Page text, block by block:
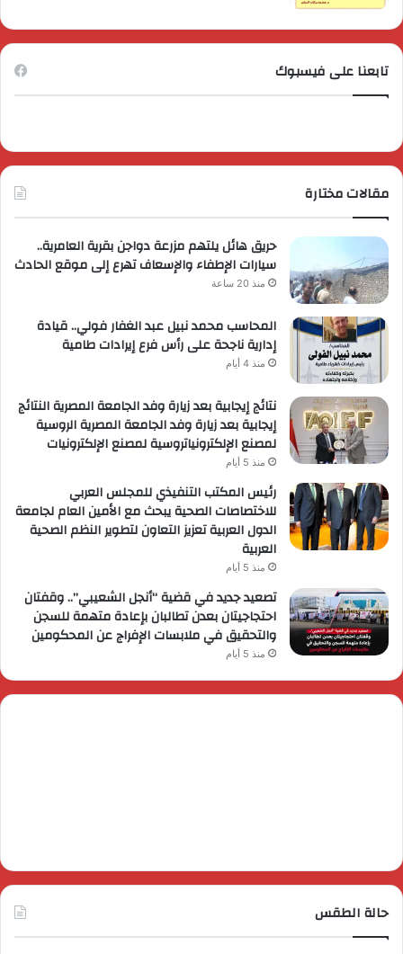
تابعنا على فيسبوك
مقالات مختارة
حريق هائل يلتهم مزرعة دواجن بقرية العامرية..
سيارات الإطفاء والإسعاف تهرع إلى موقع الحادث
منذ 20 ساعة
المحاسب محمد نبيل عبد الغفار فولي.. قيادة
إدارية ناجحة على رأس فرع إيرادات طامية
منذ 4 أيام
نتائج إيجابية بعد زيارة وفد الجامعة المصرية النتائج
إيجابية بعد زيارة وفد الجامعة المصرية الروسية
لمصنع الإلكترونياتروسية لمصنع الإلكترونيات
منذ 5 أيام
رئيس المكتب التنفيذي للمجلس العربي
للاختصاصات الصحية يبحث مع الأمين العام لجامعة
الدول العربية تعزيز التعاون لتطوير النظم الصحية
العربية
منذ 5 أيام
تصعيد جديد في قضية “أنجل الشعيبي”.. وقفتان
احتجاجيتان بعدن تطالبان بإعادة متهمة للسجن
والتحقيق في ملابسات الإفراج عن المحكومين
منذ 5 أيام
حالة الطقس